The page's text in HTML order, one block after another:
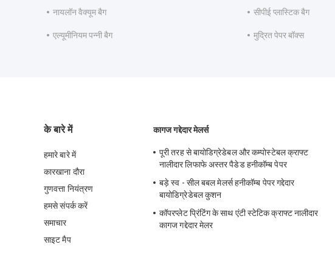
नायलॉन वैक्यूम बैग सीपीई प्लास्टिक बैग
एल्यूमीनियम पन्नी बैग मुद्रित पेपर बॉक्स
के बारे में
हमारे बारे में
कारखाना दौरा
गुणवत्ता नियंत्रण
हमसे संपर्क करें
समाचार
साइट मैप
कागज गद्देदार मेलर्स
पूरी तरह से बायोडिग्रेडेबल और कम्पोस्टेबल क्राफ्ट
नालीदार लिफाफे अस्तर पैडेड हनीकॉम्ब पेपर
बड़े स्व - सील बबल मेलर्स हनीकॉम्ब पेपर गद्देदार
बायोडिग्रेडेबल कुशन
कॉपरप्लेट प्रिंटिंग के साथ एंटी स्टेटिक क्राफ्ट नालीदार
कागज गद्देदार मेलर